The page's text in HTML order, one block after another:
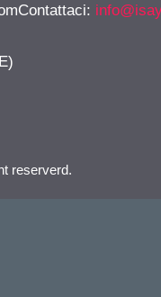
:
reserverd.